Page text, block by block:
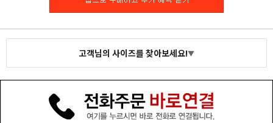
고객님의 사이즈를 찾아보세요!▼